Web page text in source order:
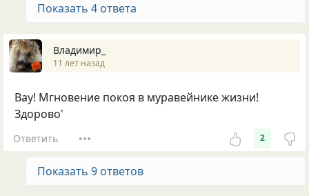
Показать 4 ответа
Владимир_
11 лет назад
Вау! Мгновение покоя в муравейнике жизни!
Здорово'
Ответить 2
Показать 9 ответов